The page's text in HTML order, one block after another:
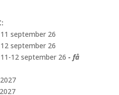
september 26
september 26
12 september 26 - få